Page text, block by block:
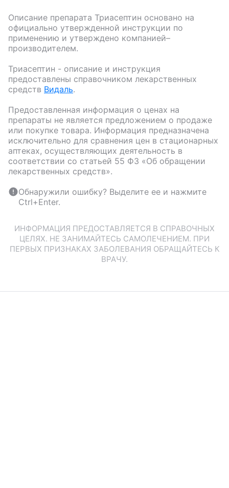
Описание препарата Триасептин основано на
официально утвержденной инструкции по
применению и утверждено компанией–
производителем.
Триасептин - описание и инструкция
предоставлены справочником лекарственных
средств Видаль.
Предоставленная информация о ценах на
препараты не является предложением о продаже
или покупке товара. Информация предназначена
исключительно для сравнения цен в стационарных
аптеках, осуществляющих деятельность в
соответствии со статьей 55 ФЗ «Об обращении
лекарственных средств».
Обнаружили ошибку? Выделите ее и нажмите
Ctrl+Enter.
ИНФОРМАЦИЯ ПРЕДОСТАВЛЯЕТСЯ В СПРАВОЧНЫХ
ЦЕЛЯХ. НЕ ЗАНИМАЙТЕСЬ САМОЛЕЧЕНИЕМ. ПРИ
ПЕРВЫХ ПРИЗНАКАХ ЗАБОЛЕВАНИЯ ОБРАЩАЙТЕСЬ К
ВРАЧУ.